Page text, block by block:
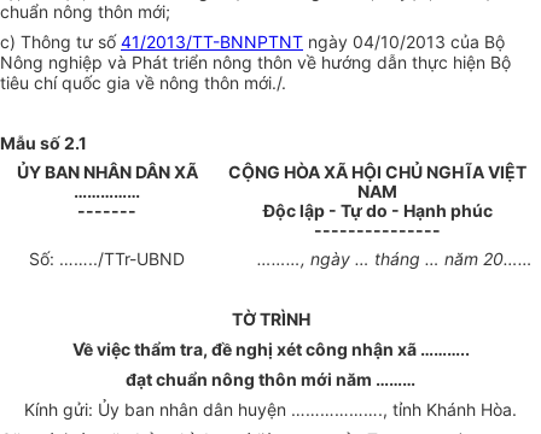
chuẩn nông thôn mới;
c) Thông tư số41/2013/TT-BNNPTNT ngày 04/10/2013 của Bộ
Nông nghiệp và Phát triển nông thôn về hướng dẫn thực hiện Bộ
tiêu chí quốc gia về nông thôn mới./.
Mẫu số 2.1
ỦY BAN NHÂN DÂN XÃ
……………
-------
CỘNG HÒA XÃ HỘI CHỦ NGHĨA VIỆT
NAM
Độc lập - Tự do - Hạnh phúc
---------------
Số: ……../TTr-UBND ………, ngày … tháng … năm 20……
TỜ TRÌNH
Về việc thẩm tra, đề nghị xét công nhận xã………..
đạt chuẩn nông thôn mới năm ………
Kính gửi: Ủy ban nhân dân huyện ………………., tỉnh Khánh Hòa.